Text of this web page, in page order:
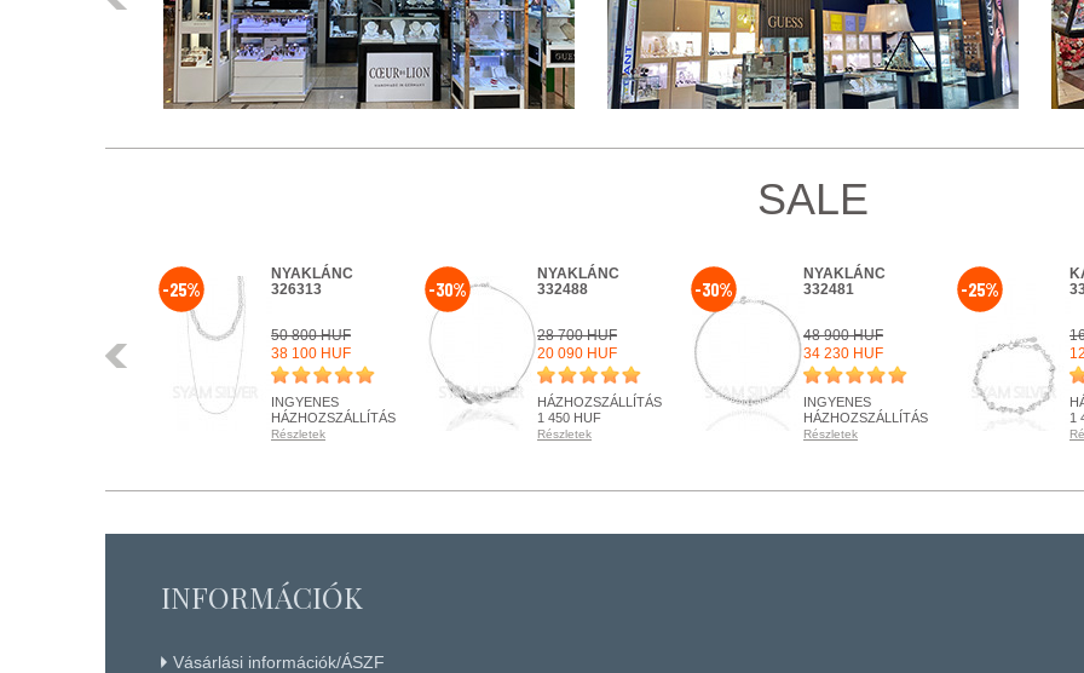
SALE
NYAKLÁNC
326313
50 800 HUF
38 100 HUF
-25%
INGYENES
HÁZHOZSZÁLLÍTÁS
Részletek
NYAKLÁNC
332488
28 700 HUF
20 090 HUF
-30%
HÁZHOZSZÁLLÍTÁS
1 450 HUF
Részletek
NYAKLÁNC
332481
48 900 HUF
34 230 HUF
-30%
INGYENES
HÁZHOZSZÁLLÍTÁS
Részletek
-25%
1
INFORMÁCIÓK
Vásárlási információk/ÁSZF